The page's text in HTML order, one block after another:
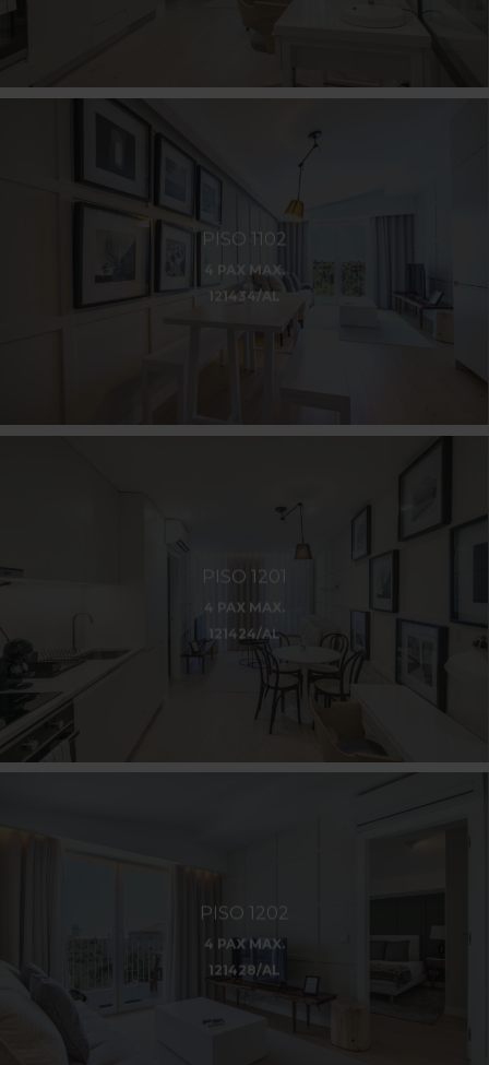
PISO 1102
4 PAX MAX.
121434/AL
PISO 1201
4 PAX MAX.
121424/AL
PISO 1202
4 PAX MAX.
121428/AL